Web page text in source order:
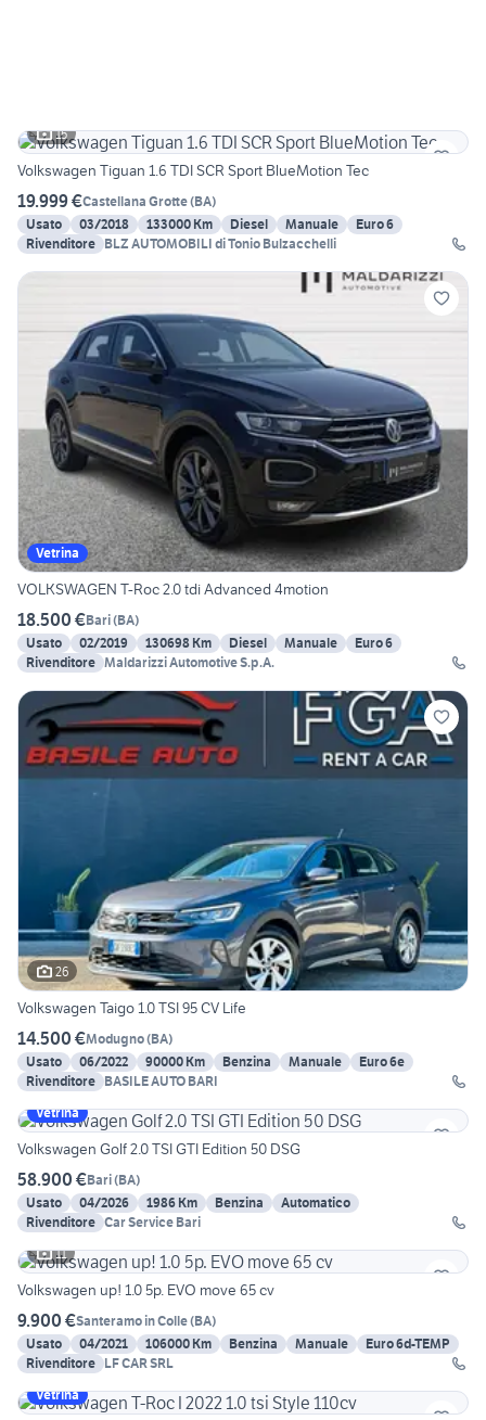
15
Volkswagen Tiguan 1.6 TDI SCR Sport BlueMotion Tec
19.999 €Castellana Grotte(BA)
Usato
03/2018 133000 Km Diesel Manuale
Euro 6
Rivenditore BLZ AUTOMOBILI di Tonio Bulzacchelli
Vetrina
VOLKSWAGEN T-Roc 2.0 tdi Advanced 4motion
18.500 €Bari(BA)
Usato
02/2019 130698 Km Diesel Manuale
Euro 6
Rivenditore Maldarizzi Automotive S.p.A.
26
Volkswagen Taigo 1.0 TSI 95 CV Life
14.500 €Modugno(BA)
Usato
06/2022 90000 Km Benzina Manuale
Euro 6e
Rivenditore BASILE AUTO BARI
Vetrina
Volkswagen Golf 2.0 TSI GTI Edition 50 DSG
58.900 €Bari(BA)
Usato
04/2026 1986 Km Benzina
Automatico
Rivenditore Car Service Bari
11
Volkswagen up! 1.0 5p. EVO move 65 cv
9.900 €Santeramo in Colle(BA)
Usato
04/2021 106000 Km Benzina Manuale
Euro 6d-TEMP
Rivenditore LF CAR SRL
Vetrina